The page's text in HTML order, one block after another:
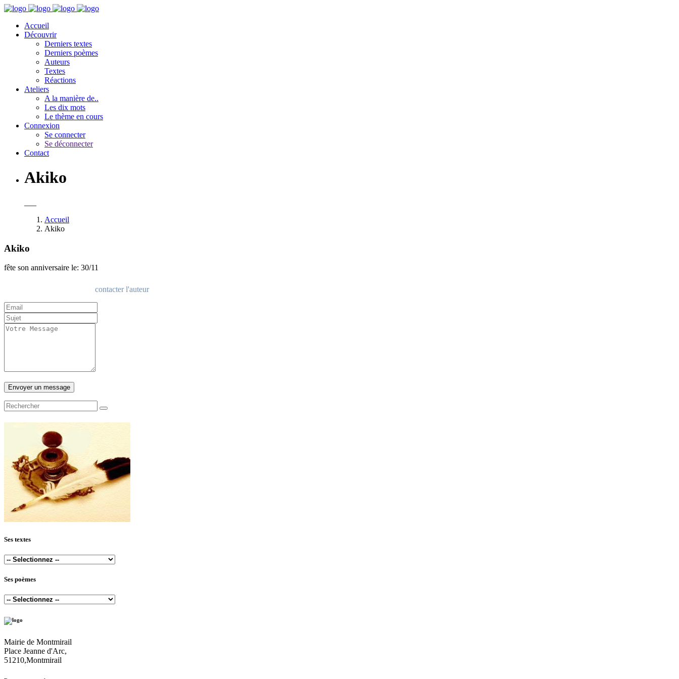
Accueil
Découvrir
Derniers textes
Derniers poèmes
Auteurs
Textes
Réactions
Ateliers
A la manière de..
Les dix mots
Le thème en cours
Connexion
Se connecter
Se déconnecter
Contact
Akiko
Accueil
Akiko
Akiko
fête son anniversaire le: 30/11
contacter l'auteur
Ses textes
Ses poèmes
Mairie de Montmirail
Place Jeanne d'Arc,
51210,Montmirail